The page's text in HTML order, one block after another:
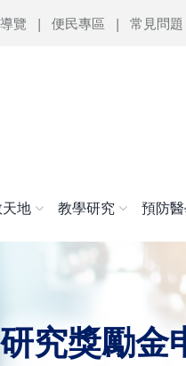
覽 便民專區 常見問題
地 教學研究 預防
研究獎勵金